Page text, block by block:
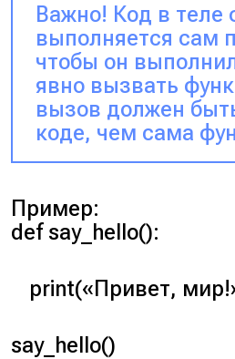
Важно! Код в теле
выполняется сам
чтобы он
явно вызвать
вызов должен
коде, чем сама
Пример:
def say_hello():
print(«Привет,
say_hello()